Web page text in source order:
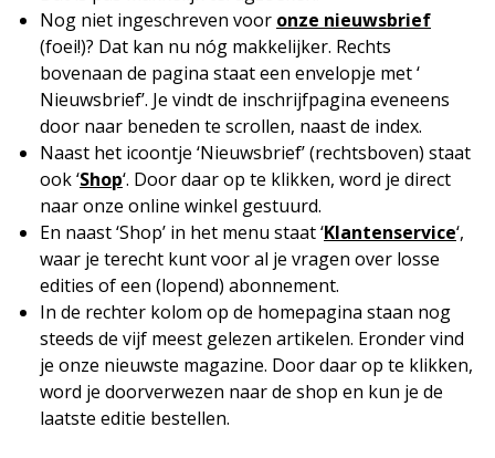
Nog niet ingeschreven voor onze nieuwsbrief
(foei!)? Dat kan nu nóg makkelijker. Rechts
bovenaan de pagina staat een envelopje met ‘
Nieuwsbrief’. Je vindt de inschrijfpagina eveneens
door naar beneden te scrollen, naast de index.
Naast het icoontje ‘Nieuwsbrief’ (rechtsboven) staat
ook ‘Shop‘. Door daar op te klikken, word je direct
naar onze online winkel gestuurd.
En naast ‘Shop’ in het menu staat ‘Klantenservice‘,
waar je terecht kunt voor al je vragen over losse
edities of een (lopend) abonnement.
In de rechter kolom op de homepagina staan nog
steeds de vijf meest gelezen artikelen. Eronder vind
je onze nieuwste magazine. Door daar op te klikken,
word je doorverwezen naar de shop en kun je de
laatste editie bestellen.